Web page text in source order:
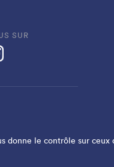
donne le contrôle sur ceux
SUR